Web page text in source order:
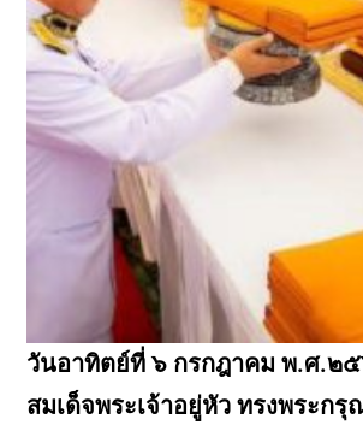
วันอาทิตย์ที่ ๖ กรกฎาคม พ.ศ.๒
สมเด็จพระเจ้าอยู่หัว ทรงพระกรุ